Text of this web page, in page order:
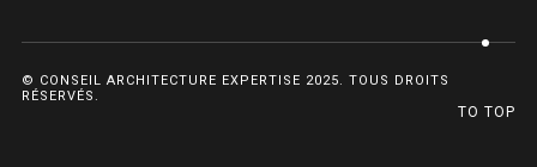
© CONSEIL ARCHITECTURE EXPERTISE 2025. TOUS DROITS
RÉSERVÉS.
TO TOP